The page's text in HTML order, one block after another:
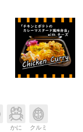
かに クルミ